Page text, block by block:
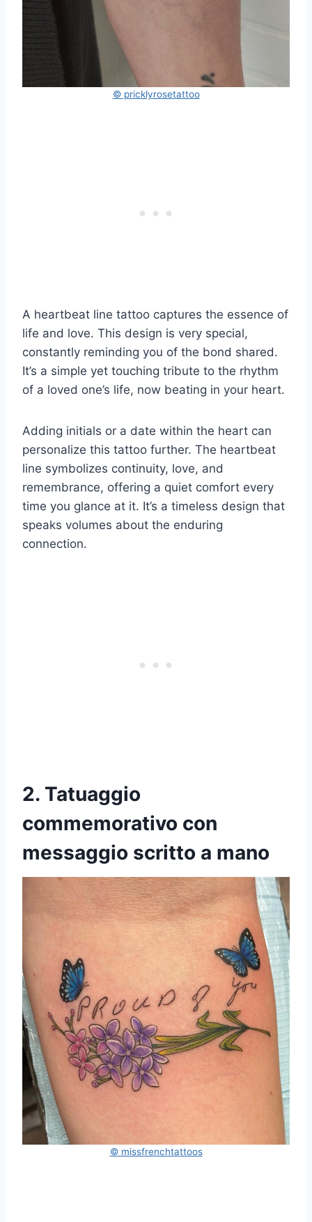
© pricklyrosetattoo
A heartbeat line tattoo captures the essence of
life and love. This design is very special,
constantly reminding you of the bond shared.
It’s a simple yet touching tribute to the rhythm
of a loved one’s life, now beating in your heart.
Adding initials or a date within the heart can
personalize this tattoo further. The heartbeat
line symbolizes continuity, love, and
remembrance, offering a quiet comfort every
time you glance at it. It’s a timeless design that
speaks volumes about the enduring
connection.
2. Tatuaggio
commemorativo con
messaggio scritto a mano
© missfrenchtattoos